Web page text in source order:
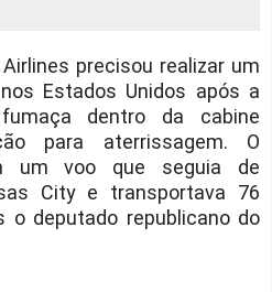
precisou realizar um
Estados Unidos após a
dentro da cabine
para aterrissagem. O
um voo que seguia de
City e transportava 76
o deputado republicano do